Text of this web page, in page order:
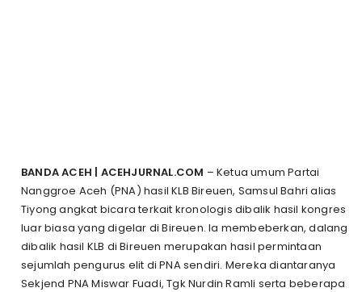
BANDA ACEH | ACEHJURNAL.COM – Ketua umum Partai
Nanggroe Aceh (PNA) hasil KLB Bireuen, Samsul Bahri alias
Tiyong angkat bicara terkait kronologis dibalik hasil kongres
luar biasa yang digelar di Bireuen. Ia membeberkan, dalang
dibalik hasil KLB di Bireuen merupakan hasil permintaan
sejumlah pengurus elit di PNA sendiri. Mereka diantaranya
Sekjend PNA Miswar Fuadi, Tgk Nurdin Ramli serta beberapa